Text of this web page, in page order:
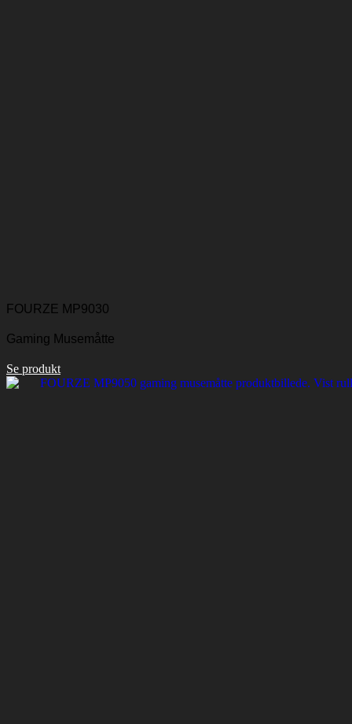
FOURZE MP9030
Gaming Musemåtte
Se produkt